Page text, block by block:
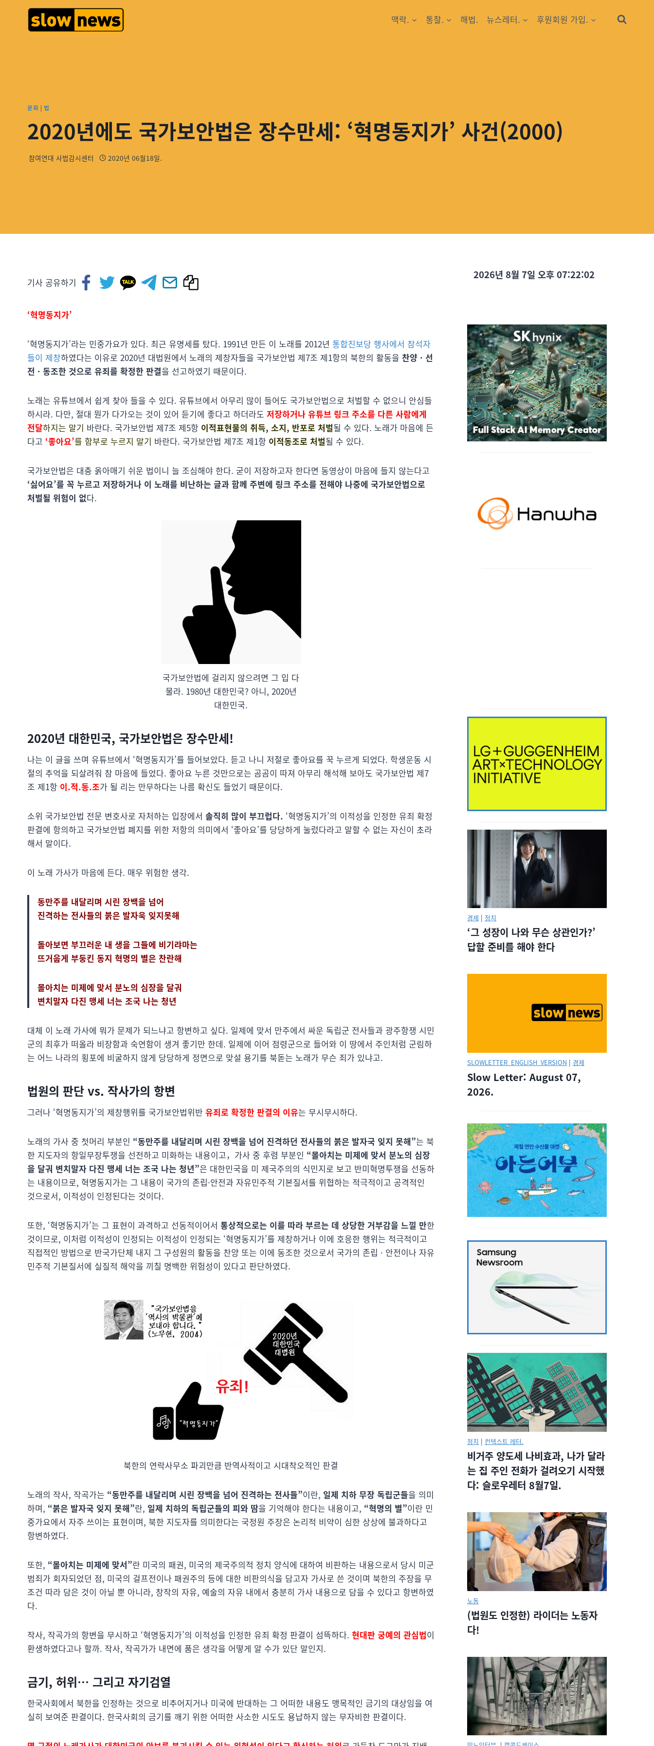
맥락. 통찰. 해법. 뉴스레터. 후원회원 가입.
문화 | 법
2020년에도 국가보안법은 장수만세: ‘혁명동지가’ 사건(2000)
참여연대 사법감시센터 2020년 06월18일.
기사 공유하기
‘혁명동지가’
‘혁명동지가’라는 민중가요가 있다. 최근 유명세를 탔다. 1991년 만든 이 노래를 2012년 통합진보당 행사에서 참석자
들이 제창하였다는 이유로 2020년 대법원에서 노래의 제창자들을 국가보안법 제7조 제1항의 북한의 활동을 찬양 · 선
전 · 동조한 것으로 유죄를 확정한 판결을 선고하였기 때문이다.
노래는 유튜브에서 쉽게 찾아 들을 수 있다. 유튜브에서 아무리 많이 들어도 국가보안법으로 처벌할 수 없으니 안심들
하시라. 다만, 절대 뭔가 다가오는 것이 있어 듣기에 좋다고 하더라도 저장하거나 유튜브 링크 주소를 다른 사람에게
전달하지는 말기 바란다. 국가보안법 제7조 제5항 이적표현물의 취득, 소지, 반포로 처벌될 수 있다. 노래가 마음에 든
다고 ‘좋아요’를 함부로 누르지 말기 바란다. 국가보안법 제7조 제1항 이적동조로 처벌될 수 있다.
국가보안법은 대충 옭아매기 쉬운 법이니 늘 조심해야 한다. 굳이 저장하고자 한다면 동영상이 마음에 들지 않는다고
‘싫어요’를 꼭 누르고 저장하거나 이 노래를 비난하는 글과 함께 주변에 링크 주소를 전해야 나중에 국가보안법으로
처벌될 위험이 없다.
국가보안법에 걸리지 않으려면 그 입 다
물라. 1980년 대한민국? 아니, 2020년
대한민국.
2020년 대한민국, 국가보안법은 장수만세!
나는 이 글을 쓰며 유튜브에서 ‘혁명동지가’를 들어보았다. 듣고 나니 저절로 좋아요를 꾹 누르게 되었다. 학생운동 시
절의 추억을 되살려줘 참 마음에 들었다. 좋아요 누른 것만으로는 곰곰이 따져 아무리 해석해 보아도 국가보안법 제7
조 제1항 이.적.동.조가 될 리는 만무하다는 나름 확신도 들었기 때문이다.
소위 국가보안법 전문 변호사로 자처하는 입장에서 솔직히 많이 부끄럽다. ‘혁명동지가’의 이적성을 인정한 유죄 확정
판결에 항의하고 국가보안법 폐지를 위한 저항의 의미에서 ‘좋아요’를 당당하게 눌렀다라고 말할 수 없는 자신이 초라
해서 말이다.
이 노래 가사가 마음에 든다. 매우 위험한 생각.
동만주를 내달리며 시린 장백을 넘어
진격하는 전사들의 붉은 발자욱 잊지못해
돌아보면 부끄러운 내 생을 그들에 비기랴마는
뜨거웁게 부둥킨 동지 혁명의 별은 찬란해
몰아치는 미제에 맞서 분노의 심장을 달궈
변치말자 다진 맹세 너는 조국 나는 청년
대체 이 노래 가사에 뭐가 문제가 되느냐고 항변하고 싶다. 일제에 맞서 만주에서 싸운 독립군 전사들과 광주항쟁 시민
군의 최후가 떠올라 비장함과 숙연함이 생겨 좋기만 한데. 일제에 이어 점령군으로 들어와 이 땅에서 주인처럼 군림하
는 어느 나라의 횡포에 비굴하지 않게 당당하게 정면으로 맞설 용기를 북돋는 노래가 무슨 죄가 있냐고.
법원의 판단 vs. 작사가의 항변
그러나 ‘혁명동지가’의 제창행위를 국가보안법위반 유죄로 확정한 판결의 이유는 무시무시하다.
노래의 가사 중 첫머리 부분인 “동만주를 내달리며 시린 장백을 넘어 진격하던 전사들의 붉은 발자국 잊지 못해”는 북
한 지도자의 항일무장투쟁을 선전하고 미화하는 내용이고，가사 중 후렴 부분인 “몰아치는 미제에 맞서 분노의 심장
을 달궈 변치말자 다진 맹세 너는 조국 나는 청년”은 대한민국을 미 제국주의의 식민지로 보고 반미혁명투쟁을 선동하
는 내용이므로, 혁명동지가는 그 내용이 국가의 존립·안전과 자유민주적 기본질서를 위협하는 적극적이고 공격적인
것으로서, 이적성이 인정된다는 것이다.
또한, ‘혁명동지가’는 그 표현이 과격하고 선동적이어서 통상적으로는 이를 따라 부르는 데 상당한 거부감을 느낄 만한
것이므로, 이처럼 이적성이 인정되는 이적성이 인정되는 ‘혁명동지가’를 제창하거나 이에 호응한 행위는 적극적이고
직접적인 방법으로 반국가단체 내지 그 구성원의 활동을 찬양 또는 이에 동조한 것으로서 국가의 존립 · 안전이나 자유
민주적 기본질서에 실질적 해악을 끼칠 명백한 위험성이 있다고 판단하였다.
북한의 연락사무소 파괴만큼 반역사적이고 시대착오적인 판결
노래의 작사, 작곡가는 “동만주를 내달리며 시린 장백을 넘어 진격하는 전사들”이란, 일제 치하 무장 독립군들을 의미
하며, “붉은 발자국 잊지 못해”란, 일제 치하의 독립군들의 피와 땀을 기억해야 한다는 내용이고, “혁명의 별”이란 민
중가요에서 자주 쓰이는 표현이며, 북한 지도자를 의미한다는 국정원 주장은 논리적 비약이 심한 상상에 불과하다고
항변하였다.
또한, “몰아치는 미제에 맞서”란 미국의 패권, 미국의 제국주의적 정치 양식에 대하여 비판하는 내용으로서 당시 미군
범죄가 회자되었던 점, 미국의 걸프전이나 패권주의 등에 대한 비판의식을 담고자 가사로 쓴 것이며 북한의 주장을 무
조건 따라 담은 것이 아닐 뿐 아니라, 창작의 자유, 예술의 자유 내에서 충분히 가사 내용으로 담을 수 있다고 항변하였
다.
작사, 작곡가의 항변을 무시하고 ‘혁명동지가’의 이적성을 인정한 유죄 확정 판결이 섬뜩하다. 현대판 궁예의 관심법이
환생하였다고나 할까. 작사, 작곡가가 내면에 품은 생각을 어떻게 알 수가 있단 말인지.
금기, 허위… 그리고 자기검열
한국사회에서 북한을 인정하는 것으로 비추어지거나 미국에 반대하는 그 어떠한 내용도 맹목적인 금기의 대상임을 여
실히 보여준 판결이다. 한국사회의 금기를 깨기 위한 어떠한 사소한 시도도 용납하지 않는 무자비한 판결이다.
2026년 8월 7일 오후 07:22:03
경제 | 정치
‘그 성장이 나와 무슨 상관인가?’
답할 준비를 해야 한다
SLOWLETTER_ENGLISH_VERSION | 경제
Slow Letter: August 07,
2026.
정치 | 컨텍스트 레터.
비거주 양도세 나비효과, 나가 달라
는 집 주인 전화가 걸려오기 시작했
다: 슬로우레터 8월7일.
노동
(법원도 인정한) 라이더는 노동자
다!